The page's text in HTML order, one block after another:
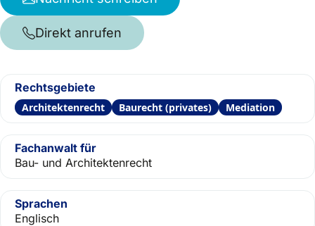
Direkt anrufen
Rechtsgebiete
Architektenrecht Baurecht (privates) Mediation
Fachanwalt für
Bau- und Architektenrecht
Sprachen
Englisch